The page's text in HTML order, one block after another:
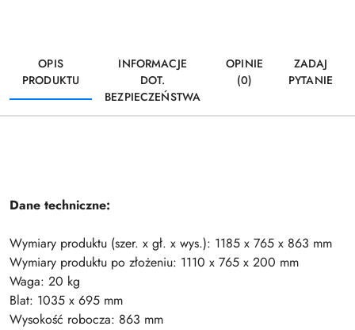
OPIS
PRODUKTU
INFORMACJE
DOT.
BEZPIECZEŃSTWA
OPINIE
(0)
ZADAJ
PYTANIE
Dane techniczne:
Wymiary produktu (szer. x gł. x wys.): 1185 x 765 x 863 mm
Wymiary produktu po złożeniu: 1110 x 765 x 200 mm
Waga: 20 kg
Blat: 1035 x 695 mm
Wysokość robocza: 863 mm